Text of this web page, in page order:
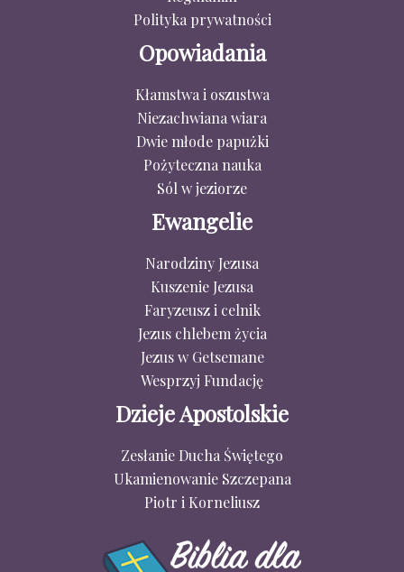
Polityka prywatności
Opowiadania
Kłamstwa i oszustwa
Niezachwiana wiara
Dwie młode papużki
Pożyteczna nauka
Sól w jeziorze
Ewangelie
Narodziny Jezusa
Kuszenie Jezusa
Faryzeusz i celnik
Jezus chlebem życia
Jezus w Getsemane
Wesprzyj Fundację
Dzieje Apostolskie
Zesłanie Ducha Świętego
Ukamienowanie Szczepana
Piotr i Korneliusz